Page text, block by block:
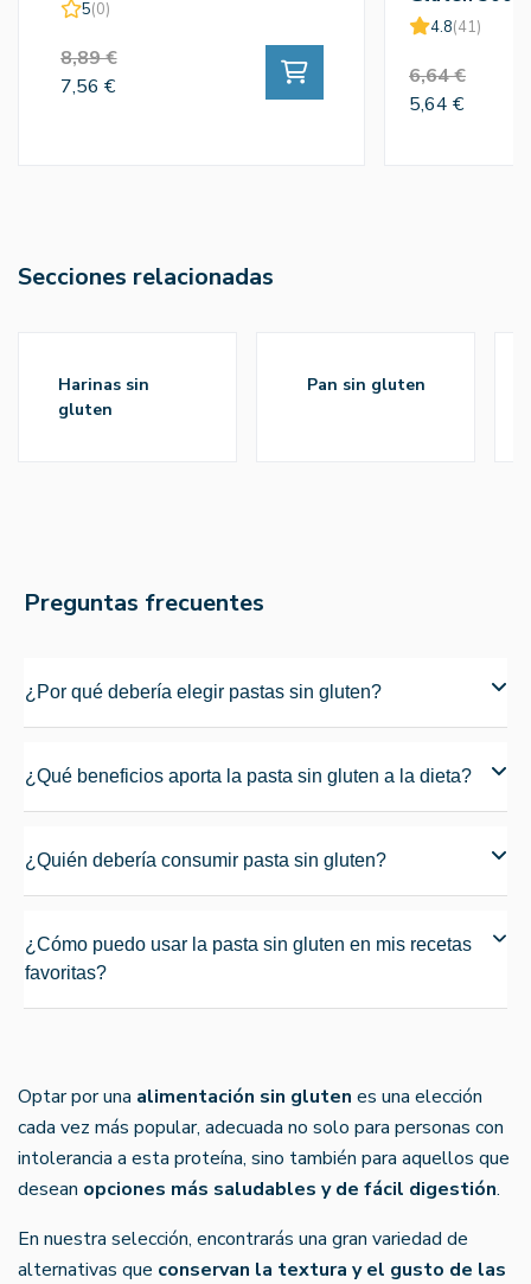
5(0)
8,89 €
7,56 €
4.8(41)
6,64 €
5,64 €
Secciones relacionadas
harinas sin
gluten
pan sin gluten
Preguntas frecuentes
¿Por qué debería elegir pastas sin gluten?
¿Qué beneficios aporta la pasta sin gluten a la dieta?
¿Quién debería consumir pasta sin gluten?
¿Cómo puedo usar la pasta sin gluten en mis recetas
favoritas?
Optar por una alimentación sin gluten es una elección
cada vez más popular, adecuada no solo para personas con
intolerancia a esta proteína, sino también para aquellos que
desean opciones más saludables y de fácil digestión.
En nuestra selección, encontrarás una gran variedad de
alternativas que conservan la textura y el gusto de las